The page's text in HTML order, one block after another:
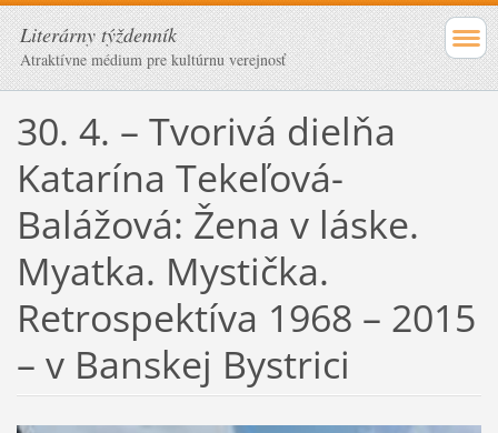
Literárny týždenník
Atraktívne médium pre kultúrnu verejnosť
30. 4. – Tvorivá dielňa
Katarína Tekeľová-
Balážová: Žena v láske.
Myatka. Mystička.
Retrospektíva 1968 – 2015
– v Banskej Bystrici